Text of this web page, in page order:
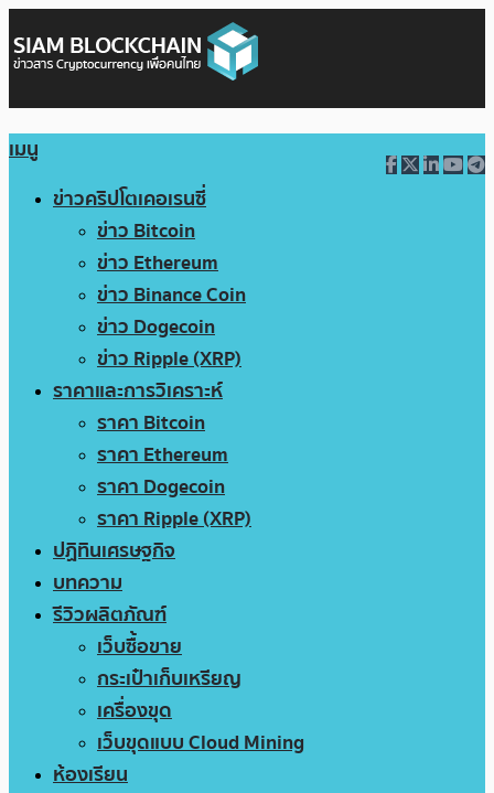
เมนู
ข่าวคริปโตเคอเรนซี่
ข่าว Bitcoin
ข่าว Ethereum
ข่าว Binance Coin
ข่าว Dogecoin
ข่าว Ripple (XRP)
ราคาและการวิเคราะห์
ราคา Bitcoin
ราคา Ethereum
ราคา Dogecoin
ราคา Ripple (XRP)
ปฏิทินเศรษฐกิจ
บทความ
รีวิวผลิตภัณฑ์
เว็บซื้อขาย
กระเป๋าเก็บเหรียญ
เครื่องขุด
เว็บขุดแบบ Cloud Mining
ห้องเรียน